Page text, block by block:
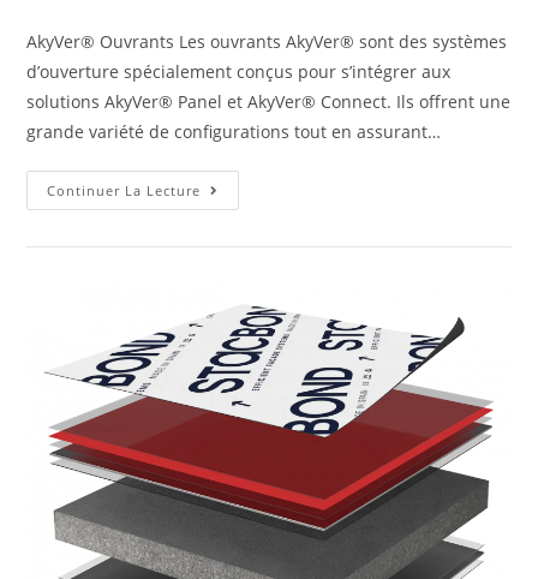
AkyVer® Ouvrants Les ouvrants AkyVer® sont des systèmes
d’ouverture spécialement conçus pour s’intégrer aux
solutions AkyVer® Panel et AkyVer® Connect. Ils offrent une
grande variété de configurations tout en assurant…
Continuer La Lecture